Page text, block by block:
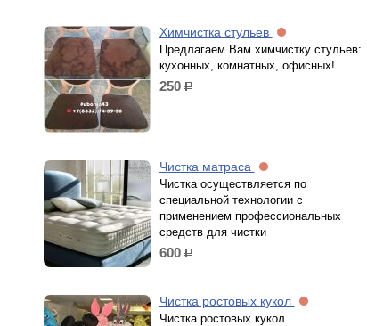
Химчистка стульев
Предлагаем Вам химчистку стульев:
кухонных, комнатных, офисных!
250 р.
Чистка матраса
Чистка осуществляется по
специальной технологии с
применением профессиональных
средств для чистки
600 р.
Чистка ростовых кукол
Чистка ростовых кукол